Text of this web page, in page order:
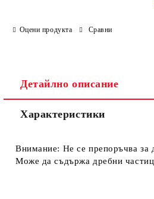
Оцени продукта Сравни
Детайлно описание
Характеристики
Внимание: Не се препоръчва за
Може да съдържа дребни